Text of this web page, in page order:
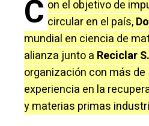
C on el objetivo de
circular en el país,
mundial en ciencia de
alianza junto a Reciclar
organización con más de
experiencia en la
y materias primas